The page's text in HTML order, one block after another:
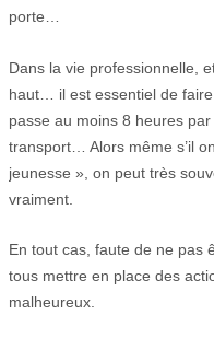
porte…
Dans la vie professionnelle,
haut… il est essentiel de
passe au moins 8 heures
transport… Alors même s’il
jeunesse », on peut très
vraiment.
En tout cas, faute de ne pas
tous mettre en place des
malheureux.